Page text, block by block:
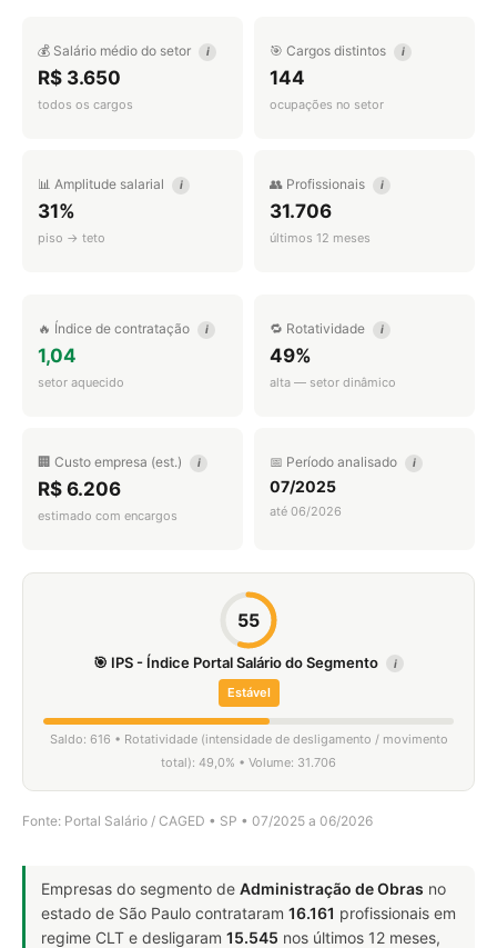
💰 Salário médio do setor i
R$ 3.650
todos os cargos
🎯 Cargos distintos i
144
ocupações no setor
📊 Amplitude salarial i
31%
piso → teto
👥 Profissionais i
31.706
últimos 12 meses
🔥 Índice de contratação i
1,04
setor aquecido
🔁 Rotatividade i
49%
alta — setor dinâmico
🏢 Custo empresa (est.) i
R$ 6.206
estimado com encargos
📅 Período analisado i
07/2025
até 06/2026
55
🎯 IPS - Índice Portal Salário do Segmento i
Estável
Saldo: 616 • Rotatividade (intensidade de desligamento / movimento
total): 49,0% • Volume: 31.706
Fonte: Portal Salário / CAGED • SP • 07/2025 a 06/2026
Empresas do segmento de Administração de Obras no
estado de São Paulo contrataram 16.161 profissionais em
regime CLT e desligaram 15.545 nos últimos 12 meses,